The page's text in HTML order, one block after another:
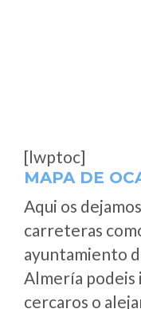
[lwptoc]
MAPA DE
Aqui os
carreteras
ayuntamiento
Almería podeis
cercaros o